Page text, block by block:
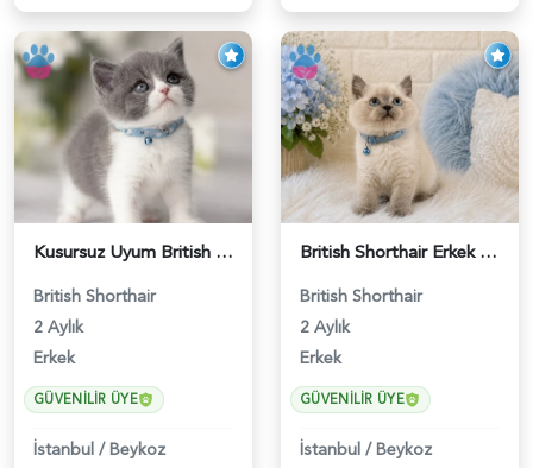
Kusursuz Uyum British Shorthair Bi Color Erkek - 6011
British Shorthair
2 Aylık
Erkek
GÜVENILIR ÜYE
İstanbul /Beykoz
British Shorthair Erkek Bluepoint 2 Aylık - 4448
British Shorthair
2 Aylık
Erkek
GÜVENILIR ÜYE
İstanbul /Beykoz